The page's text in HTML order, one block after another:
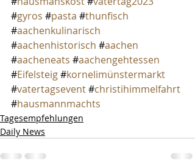
#gyros #pasta #thunfisch
#aachenkulinarisch
#aachenhistorisch #aachen
#aacheneats #aachengehtessen
#Eifelsteig #kornelimünstermarkt
#vatertagsevent #christihimmelfahrt
#hausmannmachts
Tagesempfehlungen
Daily News